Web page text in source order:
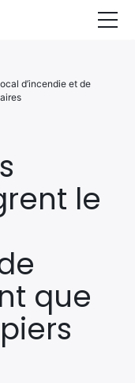
le
que
d’incendie et de